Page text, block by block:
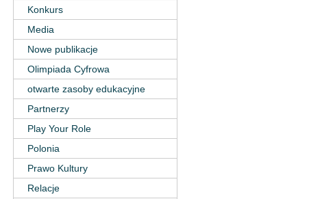
Konkurs
Media
Nowe publikacje
Olimpiada Cyfrowa
otwarte zasoby edukacyjne
Partnerzy
Play Your Role
Polonia
Prawo Kultury
Relacje